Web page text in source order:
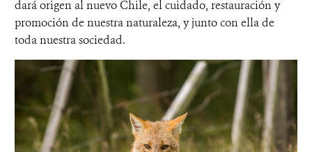
dará origen al nuevo Chile, el cuidado, restauración y
promoción de nuestra naturaleza, y junto con ella de
toda nuestra sociedad.